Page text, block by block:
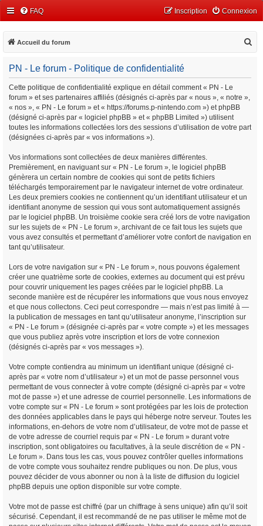
FAQ Connexion
Inscription
Accueil du forum
PN - Le forum - Politique de confidentialité
Cette politique de confidentialité explique en détail comment « PN - Le
forum » et ses partenaires affiliés (désignés ci-après par « nous », « notre »,
« nos », « PN - Le forum » et « https://forums.p-nintendo.com ») et phpBB
(désigné ci-après par « logiciel phpBB » et « phpBB Limited ») utilisent
toutes les informations collectées lors des sessions d’utilisation de votre part
(désignées ci-après par « vos informations »).
Vos informations sont collectées de deux manières différentes.
Premièrement, en naviguant sur « PN - Le forum », le logiciel phpBB
génèrera un certain nombre de cookies qui sont de petits fichiers
téléchargés temporairement par le navigateur internet de votre ordinateur.
Les deux premiers cookies ne contiennent qu’un identifiant utilisateur et un
identifiant anonyme de session qui vous sont automatiquement assignés
par le logiciel phpBB. Un troisième cookie sera créé lors de votre navigation
sur les sujets de « PN - Le forum », archivant de ce fait tous les sujets que
vous avez consultés et permettant d’améliorer votre confort de navigation en
tant qu’utilisateur.
Lors de votre navigation sur « PN - Le forum », nous pouvons également
créer une quatrième sorte de cookies, externes au document qui est prévu
pour couvrir uniquement les pages créées par le logiciel phpBB. La
seconde manière est de récupérer les informations que vous nous envoyez
et que nous collectons. Ceci peut correspondre — mais n’est pas limité à —
la publication de messages en tant qu’utilisateur anonyme, l’inscription sur
« PN - Le forum » (désignée ci-après par « votre compte ») et les messages
que vous publiez après votre inscription et lors de votre connexion
(désignés ci-après par « vos messages »).
Votre compte contiendra au minimum un identifiant unique (désigné ci-
après par « votre nom d’utilisateur ») et un mot de passe personnel vous
permettant de vous connecter à votre compte (désigné ci-après par « votre
mot de passe ») et une adresse de courriel personnelle. Les informations de
votre compte sur « PN - Le forum » sont protégées par les lois de protection
des données applicables dans le pays qui héberge notre serveur. Toutes les
informations, en-dehors de votre nom d’utilisateur, de votre mot de passe et
de votre adresse de courriel requis par « PN - Le forum » durant votre
inscription, sont obligatoires ou facultatives, à la seule discrétion de « PN -
Le forum ». Dans tous les cas, vous pouvez contrôler quelles informations
de votre compte vous souhaitez rendre publiques ou non. De plus, vous
pouvez décider de vous abonner ou non à la liste de diffusion du logiciel
phpBB depuis une option disponible sur votre compte.
Votre mot de passe est chiffré (par un chiffrage à sens unique) afin qu’il soit
sécurisé. Cependant, il est recommandé de ne pas utiliser le même mot de